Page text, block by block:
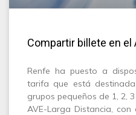
Compartir billete en el
Renfe ha puesto a
tarifa que está
grupos pequeños de 1, 2,
AVE-Larga Distancia,